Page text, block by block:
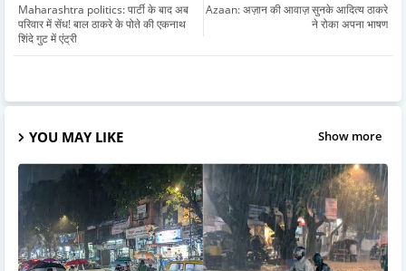
Azaan: अज़ान की आवाज़ सुनके आदित्य ठाकरे
ने रोका अपना भाषण
Maharashtra politics: पार्टी के बाद अब
परिवार में सेंध! बाल ठाकरे के पोते की एकनाथ
शिंदे गुट में एंट्री
YOU MAY LIKE Show more